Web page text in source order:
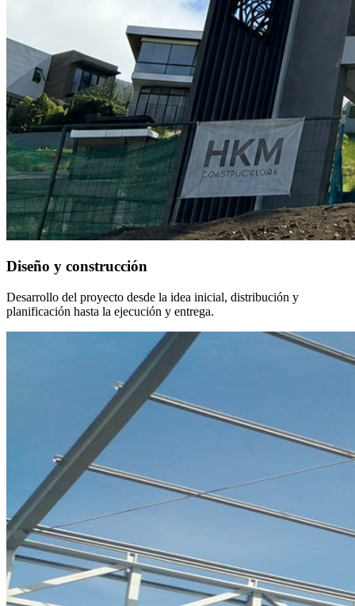
Diseño y construcción
Desarrollo del proyecto desde la idea inicial, distribución y
planificación hasta la ejecución y entrega.